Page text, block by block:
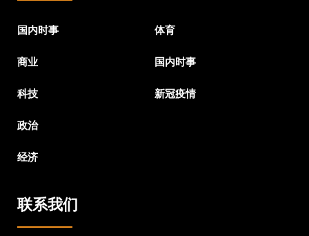
国内时事
商业
科技
政治
经济
体育
国内时事
新冠疫情
联系我们